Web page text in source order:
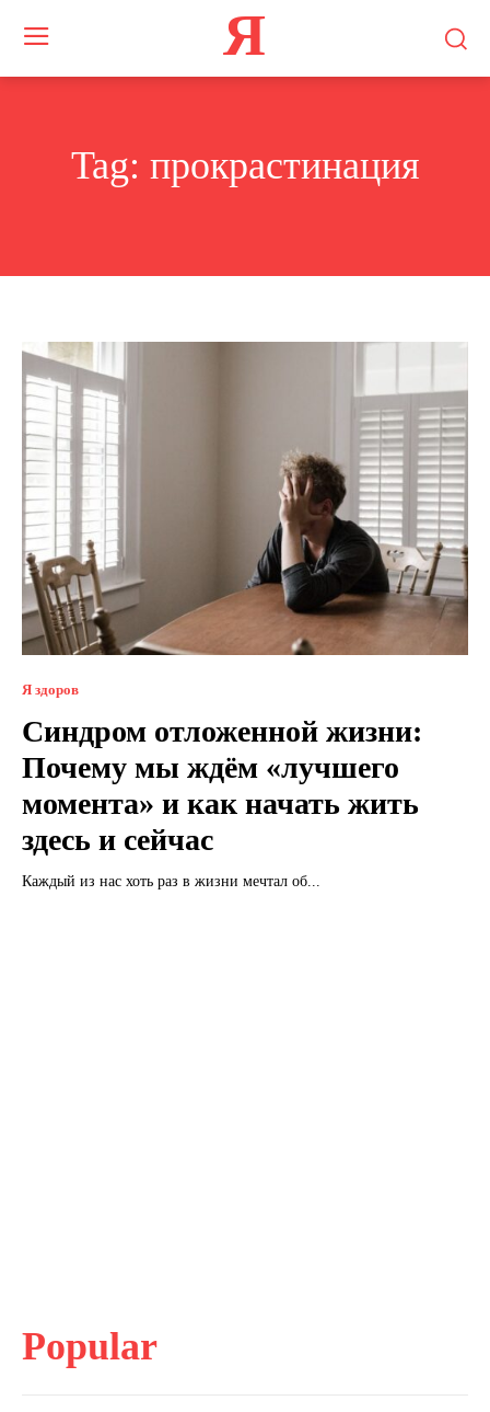
Я
Tag: прокрастинация
Я здоров
Синдром отложенной жизни:
Почему мы ждём «лучшего
момента» и как начать жить
здесь и сейчас
Каждый из нас хоть раз в жизни мечтал об...
Popular